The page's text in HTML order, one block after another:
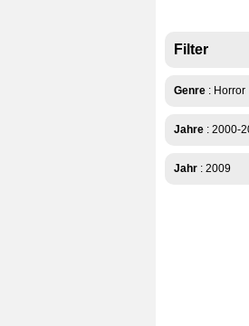
Filter
Genre : Horror
Jahre : 2000-
Jahr : 2009